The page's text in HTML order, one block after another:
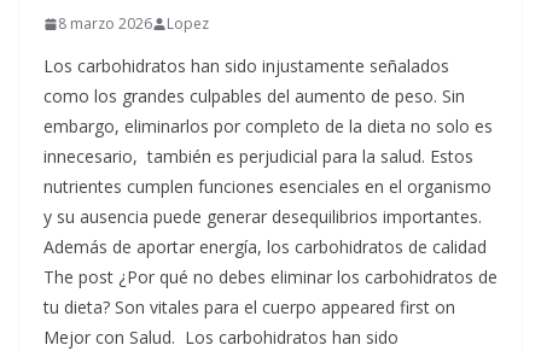
8 marzo 2026 Lopez
Los carbohidratos han sido injustamente señalados
como los grandes culpables del aumento de peso. Sin
embargo, eliminarlos por completo de la dieta no solo es
innecesario, también es perjudicial para la salud. Estos
nutrientes cumplen funciones esenciales en el organismo
y su ausencia puede generar desequilibrios importantes.
Además de aportar energía, los carbohidratos de calidad
The post ¿Por qué no debes eliminar los carbohidratos de
tu dieta? Son vitales para el cuerpo appeared first on
Mejor con Salud. Los carbohidratos han sido